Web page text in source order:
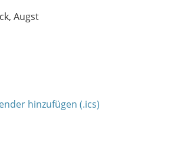
Augst
hinzufügen (.ics)